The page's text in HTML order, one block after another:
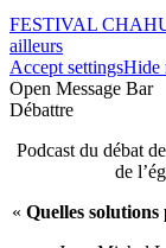
FESTIVAL
ailleurs
Accept settingsHide
Open Message Bar
Débattre
Podcast du débat
de
« Quelles